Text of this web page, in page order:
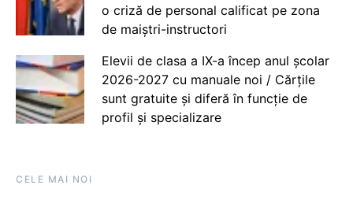
o criză de personal calificat pe zona
de maiștri-instructori
Elevii de clasa a IX-a încep anul școlar
2026-2027 cu manuale noi / Cărțile
sunt gratuite și diferă în funcție de
profil și specializare
CELE MAI NOI